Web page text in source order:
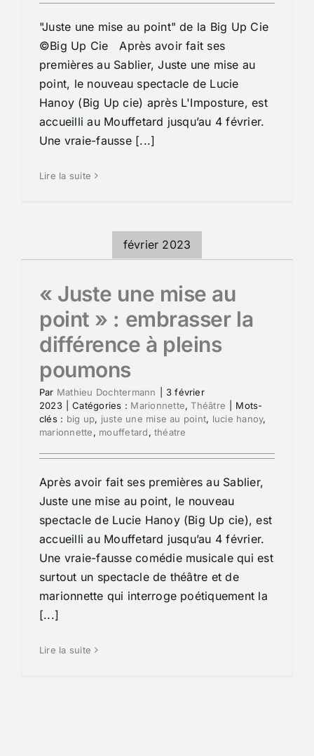
"Juste une mise au point" de la Big Up Cie
©Big Up Cie Après avoir fait ses
premières au Sablier, Juste une mise au
point, le nouveau spectacle de Lucie
Hanoy (Big Up cie) après L'Imposture, est
accueilli au Mouffetard jusqu’au 4 février.
Une vraie-fausse [...]
Lire la suite
février 2023
« Juste une mise au
point » : embrasser la
différence à pleins
poumons
Par Mathieu Dochtermann
3 février
2023
Catégories : Marionnette,Théâtre
Mots-
clés : big up, juste une mise au point, lucie hanoy,
marionnette, mouffetard,théatre
Après avoir fait ses premières au Sablier,
Juste une mise au point, le nouveau
spectacle de Lucie Hanoy (Big Up cie), est
accueilli au Mouffetard jusqu’au 4 février.
Une vraie-fausse comédie musicale qui est
surtout un spectacle de théâtre et de
marionnette qui interroge poétiquement la
[...]
Lire la suite